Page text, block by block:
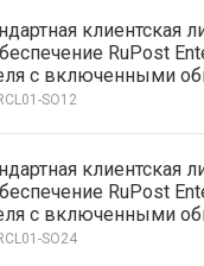
клиентская
RuPost
с включенными
SO12
клиентская
RuPost
с включенными
SO24